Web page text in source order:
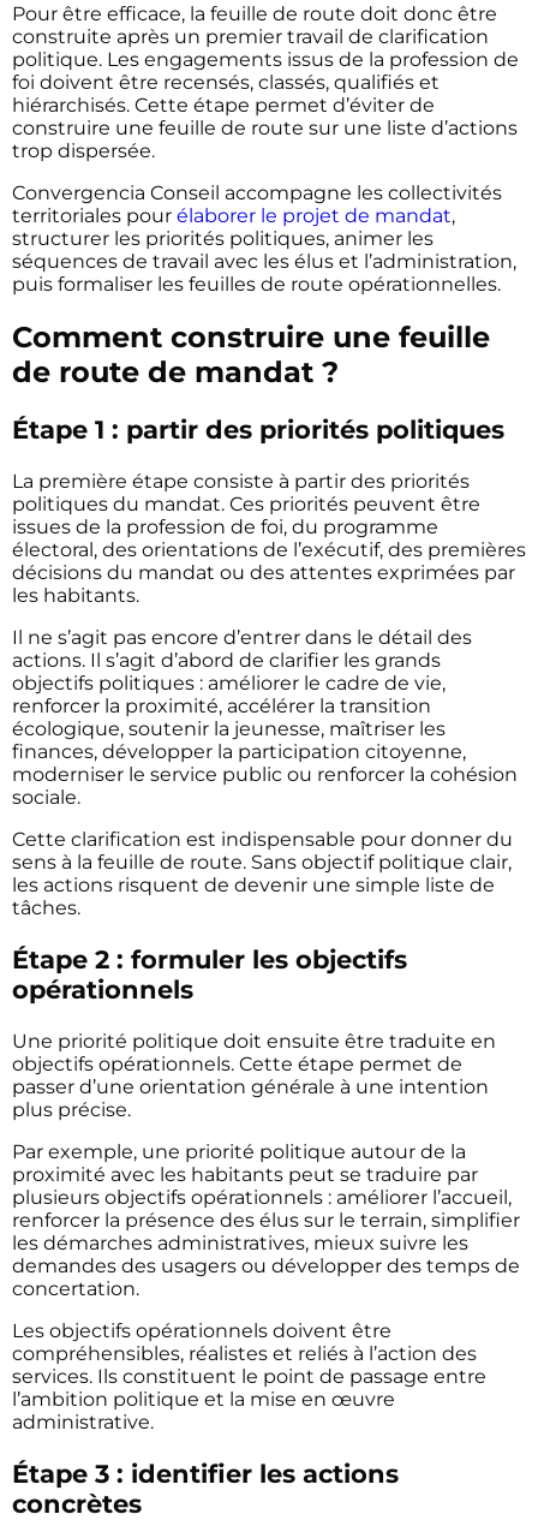
Pour être efficace, la feuille de route doit donc être
construite après un premier travail de clarification
politique. Les engagements issus de la profession de
foi doivent être recensés, classés, qualifiés et
hiérarchisés. Cette étape permet d’éviter de
construire une feuille de route sur une liste d’actions
trop dispersée.
Convergencia Conseil accompagne les collectivités
territoriales pour élaborer le projet de mandat,
structurer les priorités politiques, animer les
séquences de travail avec les élus et l’administration,
puis formaliser les feuilles de route opérationnelles.
Comment construire une feuille
de route de mandat ?
Étape 1 : partir des priorités politiques
La première étape consiste à partir des priorités
politiques du mandat. Ces priorités peuvent être
issues de la profession de foi, du programme
électoral, des orientations de l’exécutif, des premières
décisions du mandat ou des attentes exprimées par
les habitants.
Il ne s’agit pas encore d’entrer dans le détail des
actions. Il s’agit d’abord de clarifier les grands
objectifs politiques : améliorer le cadre de vie,
renforcer la proximité, accélérer la transition
écologique, soutenir la jeunesse, maîtriser les
finances, développer la participation citoyenne,
moderniser le service public ou renforcer la cohésion
sociale.
Cette clarification est indispensable pour donner du
sens à la feuille de route. Sans objectif politique clair,
les actions risquent de devenir une simple liste de
tâches.
Étape 2 : formuler les objectifs
opérationnels
Une priorité politique doit ensuite être traduite en
objectifs opérationnels. Cette étape permet de
passer d’une orientation générale à une intention
plus précise.
Par exemple, une priorité politique autour de la
proximité avec les habitants peut se traduire par
plusieurs objectifs opérationnels : améliorer l’accueil,
renforcer la présence des élus sur le terrain, simplifier
les démarches administratives, mieux suivre les
demandes des usagers ou développer des temps de
concertation.
Les objectifs opérationnels doivent être
compréhensibles, réalistes et reliés à l’action des
services. Ils constituent le point de passage entre
l’ambition politique et la mise en œuvre
administrative.
Étape 3 : identifier les actions
concrètes